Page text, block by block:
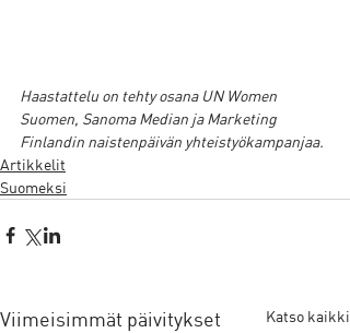
Haastattelu on tehty osana UN Women
Suomen, Sanoma Median ja Marketing
Finlandin naistenpäivän yhteistyökampanjaa.
Artikkelit
Suomeksi
Viimeisimmät päivitykset Katso kaikki